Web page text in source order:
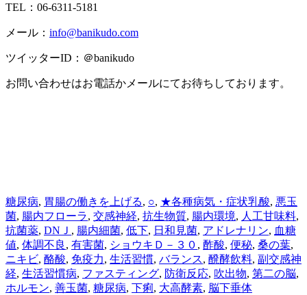
TEL：06-6311-5181
メール： info@banikudo.com
ツイッターID：＠banikudo
お問い合わせはお電話かメールにてお待ちしております。
カ
テ
ゴ
リ
ー
糖尿病, 胃腸の働きを上げる, ○, ★各種病気・症状タ
グ
乳酸, 悪玉
菌, 腸内フローラ, 交感神経, 抗生物質, 腸内環境, 人工甘味料,
抗菌薬, DNＪ , 腸内細菌, 低下, 日和見菌, アドレナリン, 血糖
値, 体調不良 , 有害菌, ショウキＤ－３０ , 酢酸, 便秘, 桑の葉,
ニキビ, 酪酸, 免疫力, 生活習慣, バランス, 醗酵飲料, 副交感神
経, 生活習慣病, ファスティング, 防衛反応, 吹出物, 第二の脳,
ホルモン, 善玉菌, 糖尿病, 下痢, 大高酵素, 脳下垂体